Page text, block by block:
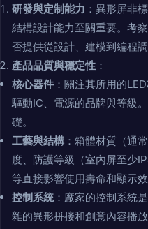
研發與定制能力 ：異形屏非
結構設計能力至關重要。考
否提供從設計、建模到編程
產品品質與穩定性 ：
核心器件 ：關注其所用的
驅動IC、電源的品牌與等級
礎。
工藝與結構 ：箱體材質（通
度、防護等級（室內屏至少
等直接影響使用壽命和顯示效
控制系統：廠家的控制系統
雜的異形拼接和創意內容播放